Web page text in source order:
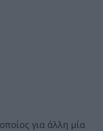
για άλλη μία